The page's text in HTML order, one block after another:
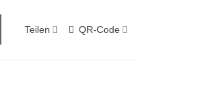
Teilen QR-Code